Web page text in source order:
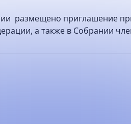
размещено приглашение
а также в Собрании